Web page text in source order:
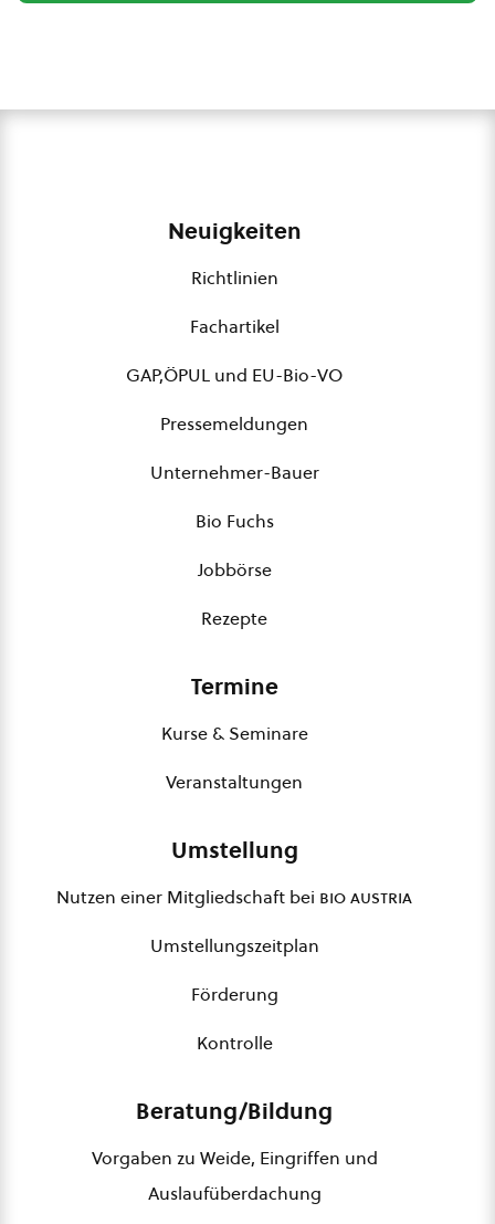
Neuigkeiten
Richtlinien
Fachartikel
GAP,ÖPUL und EU-Bio-VO
Pressemeldungen
Unternehmer-Bauer
Bio Fuchs
Jobbörse
Rezepte
Termine
Kurse & Seminare
Veranstaltungen
Umstellung
Nutzen einer Mitgliedschaft bei bio austria
Umstellungszeitplan
Förderung
Kontrolle
Beratung/Bildung
Vorgaben zu Weide, Eingriffen und
Auslaufüberdachung